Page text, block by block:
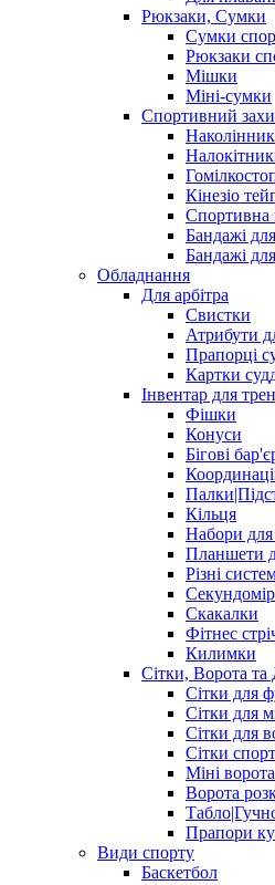
Рюкзаки, Сумки
Сумки
Рюкзаки
Мішки
Міні-сумки
Спортивний
Кінезіо
Спортивна
Бандажі
Бандажі
Обладнання
Для арбітра
Свистки
Атрибути
Прапорці
Картки
Інвентар для
Фішки
Конуси
Бігові
Кільця
Набори для
Планшети
Різні
Скакалки
Фітнес
Килимки
Сітки, Ворота та
Сітки для
Сітки для
Сітки для
Сітки
Міні
Ворота
Прапори
Види спорту
Баскетбол